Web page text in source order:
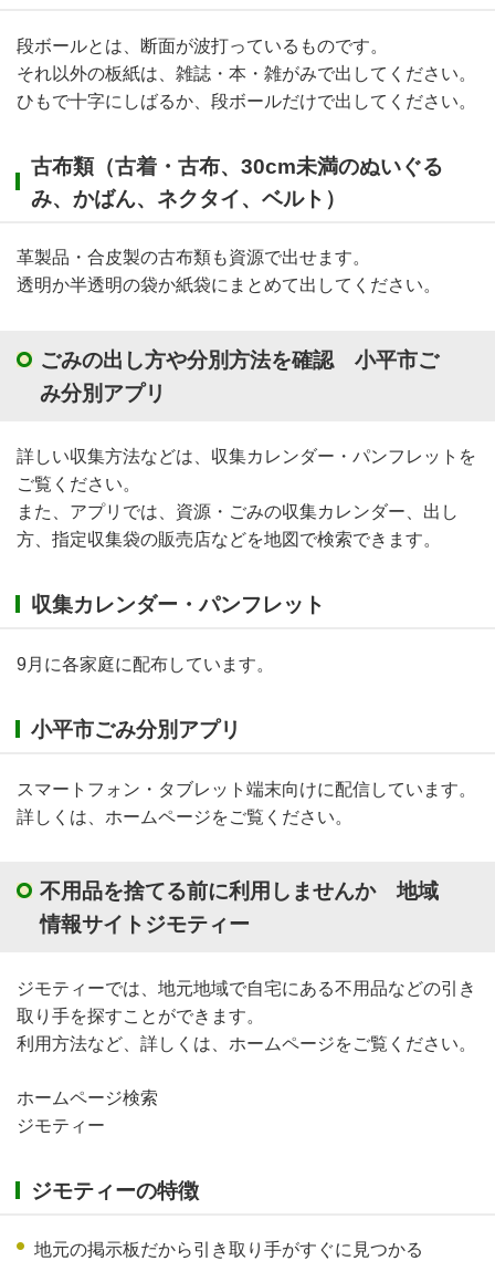
段ボールとは、断面が波打っているものです。
それ以外の板紙は、雑誌・本・雑がみで出してください。
ひもで十字にしばるか、段ボールだけで出してください。
古布類（古着・古布、30cm未満のぬいぐる
み、かばん、ネクタイ、ベルト）
革製品・合皮製の古布類も資源で出せます。
透明か半透明の袋か紙袋にまとめて出してください。
ごみの出し方や分別方法を確認 小平市ご
み分別アプリ
詳しい収集方法などは、収集カレンダー・パンフレットを
ご覧ください。
また、アプリでは、資源・ごみの収集カレンダー、出し
方、指定収集袋の販売店などを地図で検索できます。
収集カレンダー・パンフレット
9月に各家庭に配布しています。
小平市ごみ分別アプリ
スマートフォン・タブレット端末向けに配信しています。
詳しくは、ホームページをご覧ください。
不用品を捨てる前に利用しませんか 地域
情報サイトジモティー
ジモティーでは、地元地域で自宅にある不用品などの引き
取り手を探すことができます。
利用方法など、詳しくは、ホームページをご覧ください。
ホームページ検索
ジモティー
ジモティーの特徴
地元の掲示板だから引き取り手がすぐに見つかる